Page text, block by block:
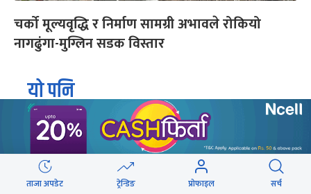
चर्को मूल्यवृद्धि र निर्माण सामग्री अभावले रोकियो
नागढुंगा-मुग्लिन सडक विस्तार
यो पनि
ताजा अपडेट ट्रेन्डिङ प्रोफाइल सर्च